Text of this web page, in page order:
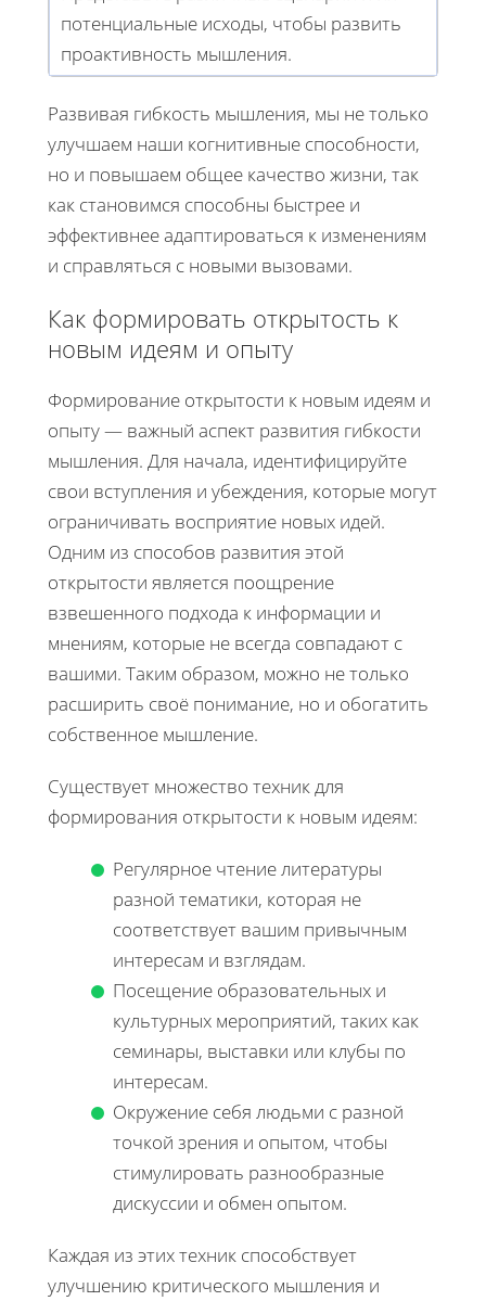
потенциальные исходы, чтобы развить
проактивность мышления.
Развивая гибкость мышления, мы не только
улучшаем наши когнитивные способности,
но и повышаем общее качество жизни, так
как становимся способны быстрее и
эффективнее адаптироваться к изменениям
и справляться с новыми вызовами.
Как формировать открытость к
новым идеям и опыту
Формирование открытости к новым идеям и
опыту — важный аспект развития гибкости
мышления. Для начала, идентифицируйте
свои вступления и убеждения, которые могут
ограничивать восприятие новых идей.
Одним из способов развития этой
открытости является поощрение
взвешенного подхода к информации и
мнениям, которые не всегда совпадают с
вашими. Таким образом, можно не только
расширить своё понимание, но и обогатить
собственное мышление.
Существует множество техник для
формирования открытости к новым идеям:
Регулярное чтение литературы
разной тематики, которая не
соответствует вашим привычным
интересам и взглядам.
Посещение образовательных и
культурных мероприятий, таких как
семинары, выставки или клубы по
интересам.
Окружение себя людьми с разной
точкой зрения и опытом, чтобы
стимулировать разнообразные
дискуссии и обмен опытом.
Каждая из этих техник способствует
улучшению критического мышления и